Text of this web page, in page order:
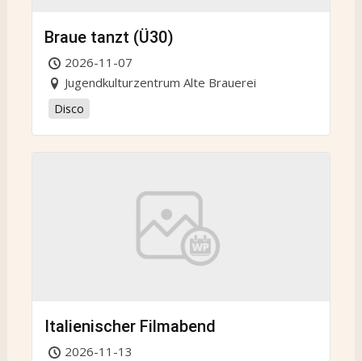
Braue tanzt (Ü30)
2026-11-07
Jugendkulturzentrum Alte Brauerei
Disco
Italienischer Filmabend
2026-11-13